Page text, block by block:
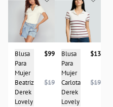
Blusa
Para
Mujer
Beatriz
Derek
Lovely
$99.950
$199.950
Blusa
Para
Mujer
Carlota
Derek
Lovely
$138.950
$197.900